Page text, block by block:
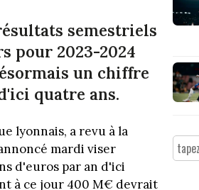
semestriels
pour 2023-2024
un chiffre
quatre ans.
lyonnais, a revu à la
mardi viser
d'euros par an d'ici
à ce jour 400 M€ devrait